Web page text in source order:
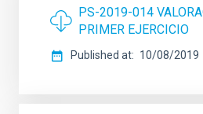
PS-2019-014
PRIMER EJERCICIO
Published at 10/08/2019